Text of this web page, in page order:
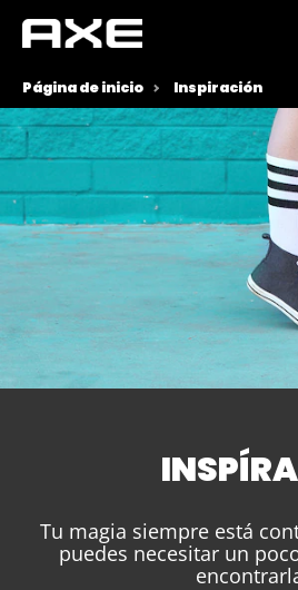
Página de inicio Inspiración
Tu magia siempre está
puedes necesitar un